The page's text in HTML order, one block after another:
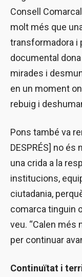
Consell
molt més que
transformadora i
documental
mirades i
en un moment
rebuig i
Pons també va
DESPRÉS] no
una crida a la
institucions,
ciutadania,
comarca tinguin
veu. “Calen més
per continuar
Continuïtat i